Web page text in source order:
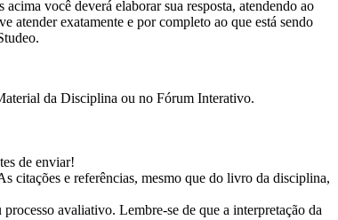
você deverá elaborar sua resposta, atendendo ao
atender exatamente e por completo ao que está sendo
da Disciplina ou no Fórum Interativo.
de enviar!
citações e referências, mesmo que do livro da disciplina,
avaliativo. Lembre-se de que a interpretação da